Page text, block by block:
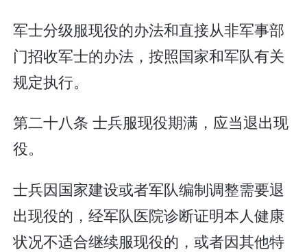
军士分级服现役的办法和直接从非军事部
门招收军士的办法，按照国家和军队有关
规定执行。
第二十八条 士兵服现役期满，应当退出现
役。
士兵因国家建设或者军队编制调整需要退
出现役的，经军队医院诊断证明本人健康
状况不适合继续服现役的，或者因其他特